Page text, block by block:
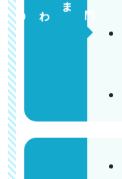
門まわり